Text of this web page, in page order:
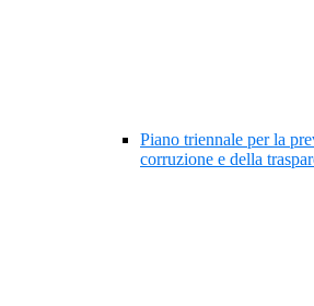
Piano triennale per la
corruzione e della